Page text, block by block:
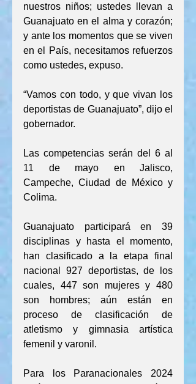
nuestros niños; ustedes llevan a
Guanajuato en el alma y corazón;
y ante los momentos que se viven
en el País, necesitamos refuerzos
como ustedes, expuso.
“Vamos con todo, y que vivan los
deportistas de Guanajuato”, dijo el
gobernador.
Las competencias serán del 6 al
11 de mayo en Jalisco,
Campeche, Ciudad de México y
Colima.
Guanajuato participará en 39
disciplinas y hasta el momento,
han clasificado a la etapa final
nacional 927 deportistas, de los
cuales, 447 son mujeres y 480
son hombres; aún están en
proceso de clasificación de
atletismo y gimnasia artística
femenil y varonil.
Para los Paranacionales 2024